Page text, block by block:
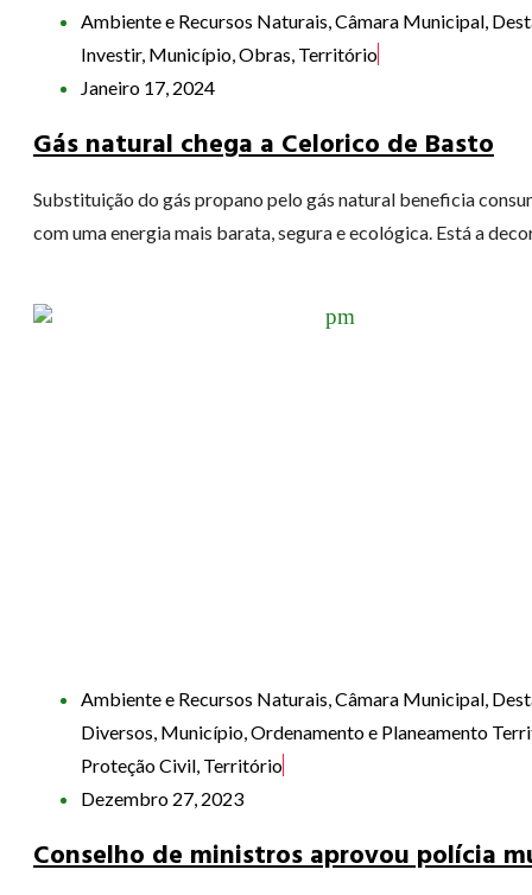
Ambiente e Recursos Naturais,Câmara Municipal,
Investir, Município,Obras, Território
Janeiro 17, 2024
Gás natural chega a Celorico de Basto
Substituição do gás propano pelo gás natural beneficia
com uma energia mais barata, segura e ecológica. Está a
Ambiente e Recursos Naturais,Câmara Municipal,
Diversos, Município,Ordenamento e Planeamento
Proteção Civil, Território
Dezembro 27, 2023
Conselho de ministros aprovou polícia